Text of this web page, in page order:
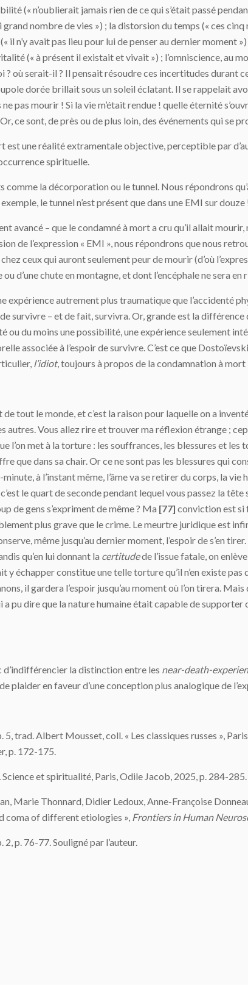
(« n’oublierait jamais rien de ce qui s’était passé
nombre de vies ») ; la distorsion du temps (« ces
il n’y avait pas lieu pour lui de penser au dernier moment
(« à présent il existait et vivait ») ; l’omniscience, au
? où serait-il ? Il pensait résoudre ces incertitudes durant
dorée brillait sous un soleil éclatant. Il se rappelait
pas mourir ! Si la vie m’était rendue ! quelle éternité
ce sont, de près ou de plus loin, des événements qui se
est une réalité extramentale objective, perceptible par
spirituelle.
comme la décorporation ou le tunnel. Nous répondrons
le tunnel n’est présent que dans une EMI sur douze
– que le condamné à mort a cru qu’il allait mourir,
de l’expression « EMI », nous répondrons que nous
ceux qui auront seulement peur de mourir (d’où
d’une chute en montagne, et dont l’encéphale ne sera en
expérience autrement plus traumatique que l’accidenté
survivre – et de fait, survivra. Or, grande est la
du moins une possibilité, une expérience seulement
associée à l’espoir de survivre. C’est ce que
l’idiot, toujours à propos de la condamnation à mort
de tout le monde, et c’est la raison pour laquelle on a
autres. Vous allez rire et trouver ma réflexion étrange ;
l’on met à la torture : les souffrances, les blessures et
que dans sa chair. Or ce ne sont pas les blessures qui
à l’instant même, l’âme va se retirer du corps, la
le quart de seconde pendant lequel vous passez la tête
de gens s’expriment de même ? Ma [77] conviction est si
plus grave que le crime. Le meurtre juridique est
même jusqu’au dernier moment, l’espoir de s’en
qu’en lui donnant la certitudede l’issue fatale, on
y échapper constitue une telle torture qu’il n’en existe
il gardera l’espoir jusqu’au moment où l’on tirera.
pu dire que la nature humaine était capable de
d’indifférencier la distinction entre les near-death-
plaider en faveur d’une conception plus analogique de
5, trad. Albert Mousset, coll. « Les classiques russes »,
p. 172-175.
Science et spiritualité, Paris, Odile Jacob, 2025, p. 284-285.
Marie Thonnard, Didier Ledoux, Anne-Françoise
coma of different etiologies », Frontiers in Human
p. 76-77. Souligné par l’auteur.